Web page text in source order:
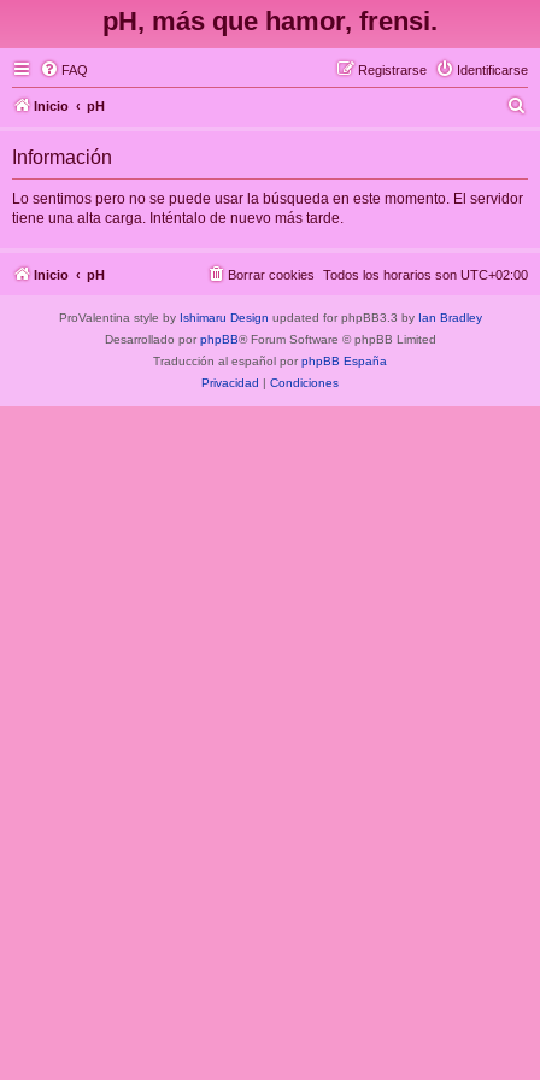
pH, más que hamor, frensi.
FAQ Identificarse
Registrarse
Inicio pH
Información
Lo sentimos pero no se puede usar la búsqueda en este momento. El servidor
tiene una alta carga. Inténtalo de nuevo más tarde.
Inicio pH Todos los horarios son UTC+02:00
Borrar cookies
ProValentina style by Ishimaru Design updated for phpBB3.3 by Ian Bradley
Desarrollado por phpBB® Forum Software © phpBB Limited
Traducción al español por phpBB España
Privacidad | Condiciones